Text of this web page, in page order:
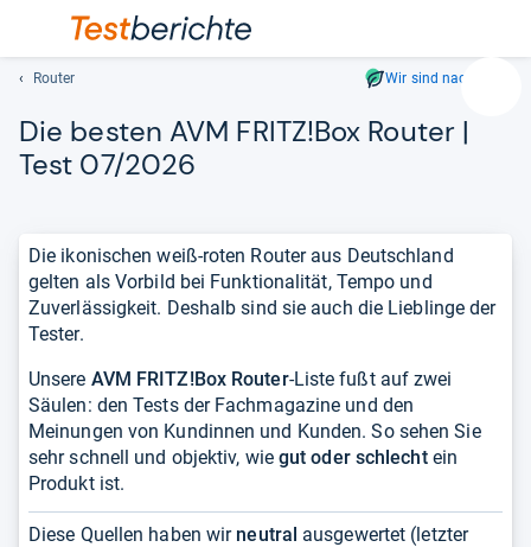
Geben
mit
Router Wir sind nachhaltig
Die bes­ten AVM FRITZ!Box Rou­ter |
Test 07/2026
Die ikonischen weiß-roten Router aus Deutschland
gelten als Vorbild bei Funktionalität, Tempo und
Zuverlässigkeit. Deshalb sind sie auch die Lieblinge der
Tester.
Unsere AVM FRITZ!Box Router-Liste fußt auf zwei
Säulen: den Tests der Fachmagazine und den
Meinungen von Kundinnen und Kunden. So sehen Sie
sehr schnell und objektiv, wie gut oder schlechtein
Produkt ist.
Diese Quellen haben wir neutral ausgewertet (letzter